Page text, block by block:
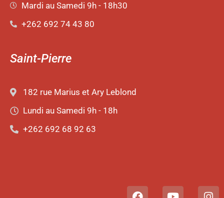
Mardi au Samedi 9h - 18h30
+262 692 74 43 80
Saint-Pierre
182 rue Marius et Ary Leblond
Lundi au Samedi 9h - 18h
+262 692 68 92 63
F
Y
I